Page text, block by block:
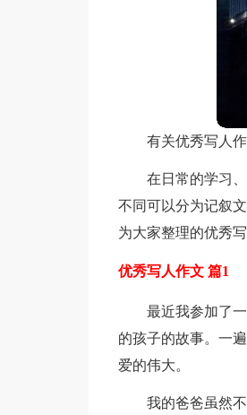
有关优秀写人
在日常的学习
不同可以分为记叙
为大家整理的优秀
优秀写人作文 篇1
最近我参加了
的孩子的故事。一
爱的伟大。
我的爸爸虽然